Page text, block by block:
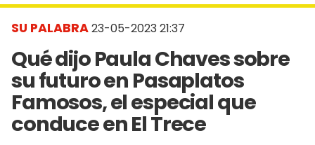
SU PALABRA23-05-2023 21:37
Qué dijo Paula Chaves sobre
su futuro en Pasaplatos
Famosos, el especial que
conduce en El Trece